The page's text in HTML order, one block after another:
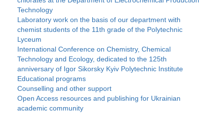
Technology
Laboratory work on the basis of our department with
chemist students of the 11th grade of the Polytechnic
Lyceum
International Conference on Chemistry, Chemical
Technology and Ecology, dedicated to the 125th
anniversary of Igor Sikorsky Kyiv Polytechnic Institute
Educational programs
Counselling and other support
Open Access resources and publishing for Ukrainian
academic community